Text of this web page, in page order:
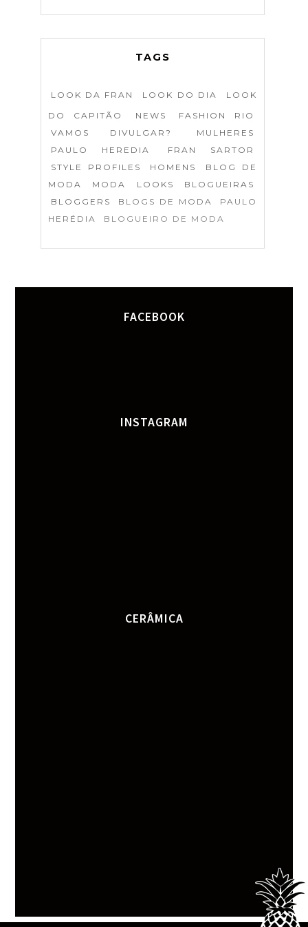
TAGS
LOOK DA FRAN LOOK DO DIA
LOOK
DO CAPITÃO
NEWS
FASHION RIO
VAMOS DIVULGAR?
MULHERES
PAULO HEREDIA
FRAN SARTOR
STYLE PROFILES
HOMENS
BLOG DE
MODA
MODA LOOKS
BLOGUEIRAS
BLOGGERS
BLOGS DE MODA
PAULO
HERÉDIA
BLOGUEIRO DE MODA
FACEBOOK
INSTAGRAM
CERÂMICA